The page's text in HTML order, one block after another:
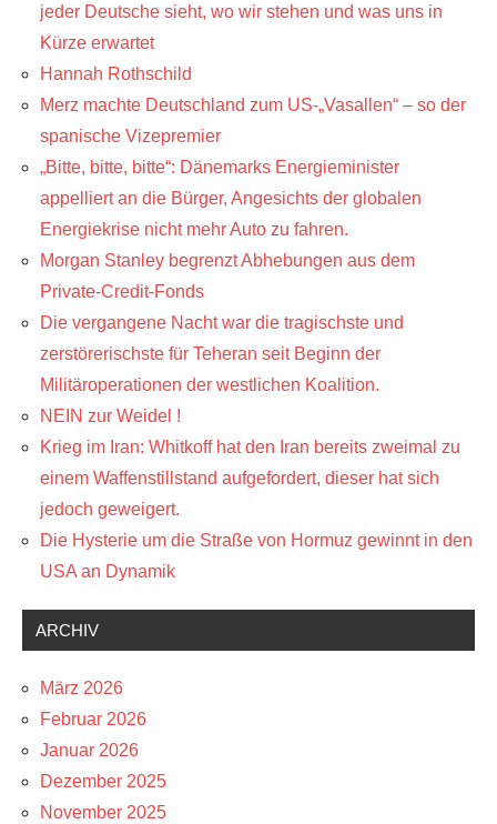
jeder Deutsche sieht, wo wir stehen und was uns in
Kürze erwartet
Hannah Rothschild
Merz machte Deutschland zum US-„Vasallen“ – so der
spanische Vizepremier
„Bitte, bitte, bitte“: Dänemarks Energieminister
appelliert an die Bürger, Angesichts der globalen
Energiekrise nicht mehr Auto zu fahren.
Morgan Stanley begrenzt Abhebungen aus dem
Private-Credit-Fonds
Die vergangene Nacht war die tragischste und
zerstörerischste für Teheran seit Beginn der
Militäroperationen der westlichen Koalition.
NEIN zur Weidel !
Krieg im Iran: Whitkoff hat den Iran bereits zweimal zu
einem Waffenstillstand aufgefordert, dieser hat sich
jedoch geweigert.
Die Hysterie um die Straße von Hormuz gewinnt in den
USA an Dynamik
ARCHIV
März 2026
Februar 2026
Januar 2026
Dezember 2025
November 2025